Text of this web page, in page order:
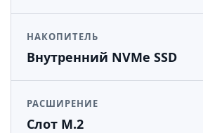
НАКОПИТЕЛЬ
Внутренний NVMe SSD
РАСШИРЕНИЕ
Слот M.2